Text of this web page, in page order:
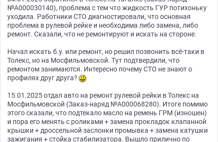
№А000030140), проблема с тем что жидкость ГУР потихоньку
уходила. Работники СТО диагностировали, что основная
проблема в рулевой рейке и необходима либо замена, либо
ремонт. Сказали, что не ремонтируют и искать на стороне.
Начал искать б.у. или ремонт, но решил позвонить всё-таки в
Толекс, но на Мосфильмовской. Тут подтвердили, что
ремонтом занимаются. Интересно почему СТО не знают о
профилях друг друга?
15.01.2025 отдал авто на ремонт рулевой рейки в Толекс на
Мосфильмовской (Заказ-наряд №А000068280). Итоге помимо
этого сказали, что подтекало масло на ремень ГРМ (изношен)
и пора его менять с роликами + замена прокладок клапанной
крышки + дроссельной заслонки промывка + замена катушки
зажигания + стойка стабилизатора. Вышло прилично по